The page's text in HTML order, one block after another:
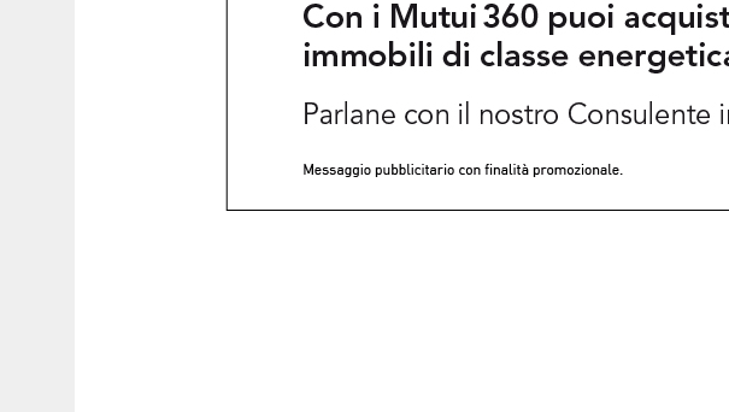
SALONE DEL LIBRO DI TORINO 2026: QUANDO L’EDITORIA INCONTRA LA TECNOLOGIA